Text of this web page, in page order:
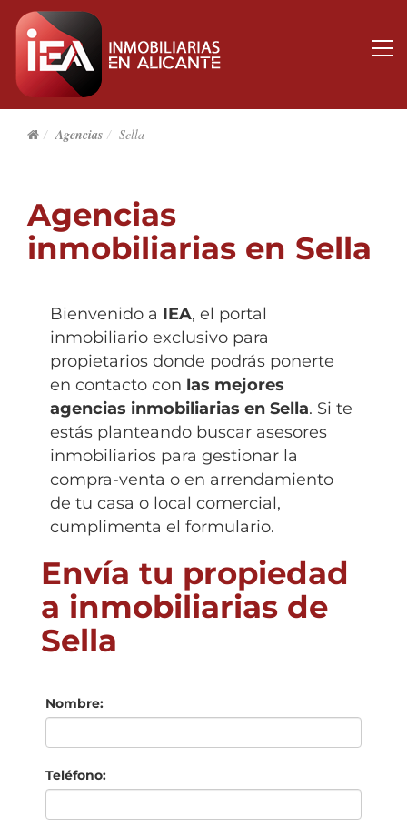
Agencias Sella
Agencias
inmobiliarias en Sella
Bienvenido a IEA, el portal
inmobiliario exclusivo para
propietarios donde podrás ponerte
en contacto con las mejores
agencias inmobiliarias en Sella. Si te
estás planteando buscar asesores
inmobiliarios para gestionar la
compra-venta o en arrendamiento
de tu casa o local comercial,
cumplimenta el formulario.
Envía tu propiedad
a inmobiliarias de
Sella
Nombre:
Teléfono: